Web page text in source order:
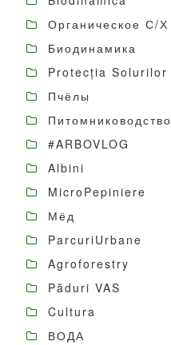
Органическое С/Х
Биодинамика
Protecția Solurilor
Пчёлы
Питомниководство
#ARBOVLOG
Albini
MicroPepiniere
Мёд
ParcuriUrbane
Agroforestry
Păduri VAS
Cultura
ВОДА